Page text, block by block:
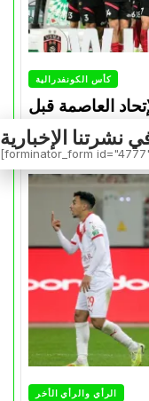
كأس الكونفدرالية
العاصمة قبل
الكونفدرالية
Avril 30, 2026
الرأي والرأي الأخر
[forminator_form